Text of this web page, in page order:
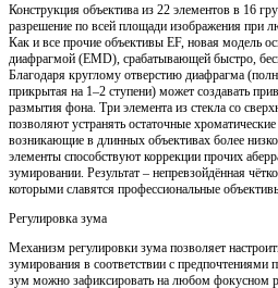
Конструкция объектива из 22 элементов в 16
разрешение по всей площади изображения при
Как и все прочие объективы EF, новая модель
диафрагмой (EMD), срабатывающей быстро,
Благодаря круглому отверстию диафрагма
прикрытая на 1–2 ступени) может создавать
размытия фона. Три элемента из стекла со
позволяют устранять остаточные
возникающие в длинных объективах более
элементы способствуют коррекции прочих
зумировании. Результат – непревзойдённая
которыми славятся профессиональные
Регулировка зума
Механизм регулировки зума позволяет
зумирования в соответствии с предпочтениями
зум можно зафиксировать на любом фокусном